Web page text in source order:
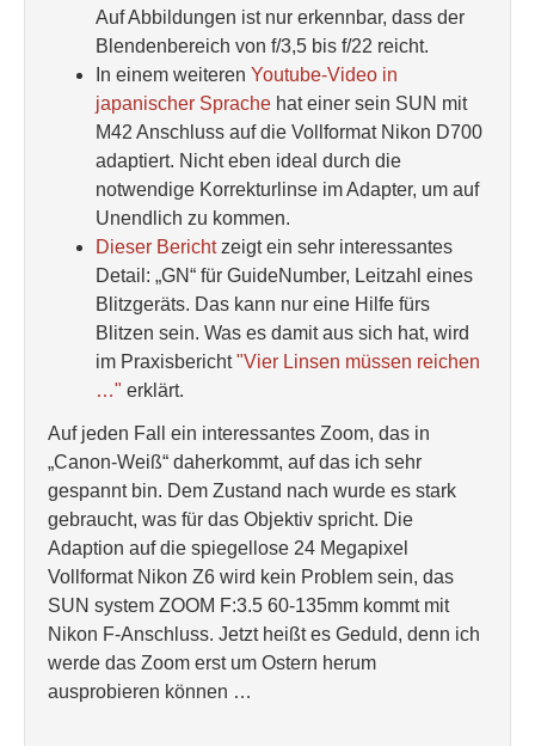
Auf Abbildungen ist nur erkennbar, dass der
Blendenbereich von f/3,5 bis f/22 reicht.
In einem weiteren Youtube-Video in
japanischer Sprache hat einer sein SUN mit
M42 Anschluss auf die Vollformat Nikon D700
adaptiert. Nicht eben ideal durch die
notwendige Korrekturlinse im Adapter, um auf
Unendlich zu kommen.
Dieser Berichtzeigt ein sehr interessantes
Detail: „GN“ für GuideNumber, Leitzahl eines
Blitzgeräts. Das kann nur eine Hilfe fürs
Blitzen sein. Was es damit aus sich hat, wird
im Praxisbericht"Vier Linsen müssen reichen
…" erklärt.
Auf jeden Fall ein interessantes Zoom, das in
„Canon-Weiß“ daherkommt, auf das ich sehr
gespannt bin. Dem Zustand nach wurde es stark
gebraucht, was für das Objektiv spricht. Die
Adaption auf die spiegellose 24 Megapixel
Vollformat Nikon Z6 wird kein Problem sein, das
SUN system ZOOM F:3.5 60-135mm kommt mit
Nikon F-Anschluss. Jetzt heißt es Geduld, denn ich
werde das Zoom erst um Ostern herum
ausprobieren können …